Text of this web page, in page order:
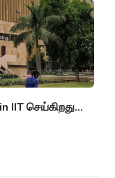
IIT செய்கிறது...